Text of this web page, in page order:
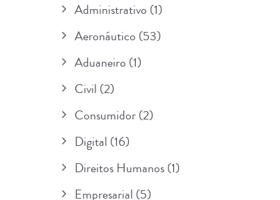
Administrativo (1)
Aeronáutico (53)
Aduaneiro (1)
Civil (2)
Consumidor(2)
Digital (16)
Direitos Humanos(1)
Empresarial (5)